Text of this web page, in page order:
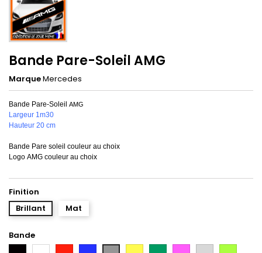
Bande Pare-Soleil AMG
MarqueMercedes
Bande Pare-Soleil AMG
Largeur 1m30
Hauteur 20 cm
Bande Pare soleil couleur au choix
Logo AMG couleur au choix
Finition
Brillant
Mat
Bande